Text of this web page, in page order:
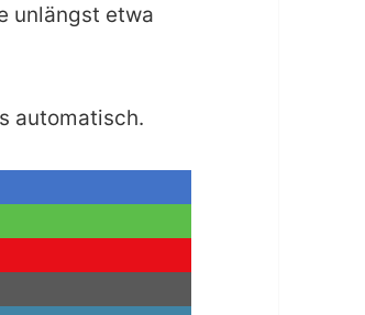
unlängst etwa
automatisch.